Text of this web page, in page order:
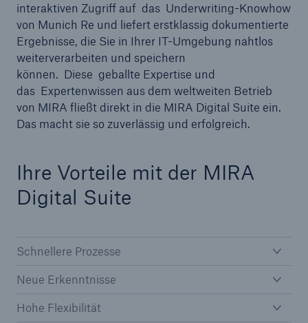
interaktiven Zugriff auf das Underwriting-Knowhow
von Munich Re und liefert erstklassig dokumentierte
Ergebnisse, die Sie in Ihrer IT-Umgebung nahtlos
weiterverarbeiten und speichern
können. Diese geballte Expertise und
das Expertenwissen aus dem weltweiten Betrieb
von MIRA fließt direkt in die MIRA Digital Suite ein.
Das macht sie so zuverlässig und erfolgreich.
Ihre Vorteile mit der MIRA
Digital Suite
Schnellere Prozesse
Neue Erkenntnisse
Hohe Flexibilität